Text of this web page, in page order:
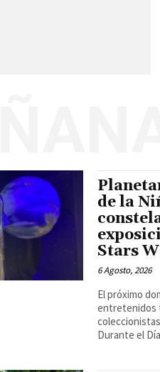
de la
Stars
6 Agosto, 2026
El próximo
entretenidos
Durante el